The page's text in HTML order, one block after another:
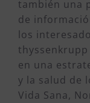
también una
de
los
en una
y la salud de
Vida Sana,